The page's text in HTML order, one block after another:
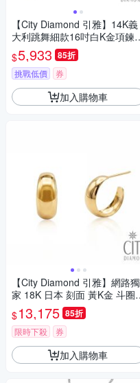
【City Diamond 引雅】14K義
大利跳舞細款16吋白K金項鍊
(浮光流影系列)
$5,933 85折
挑戰低價 券
加入購物車
【City Diamond 引雅】網路獨
家 18K 日本 刻面 黃K金 斗圈
寬版 耳環 (東京Yuki系列)
$13,175 85折
限時下殺 券
加入購物車